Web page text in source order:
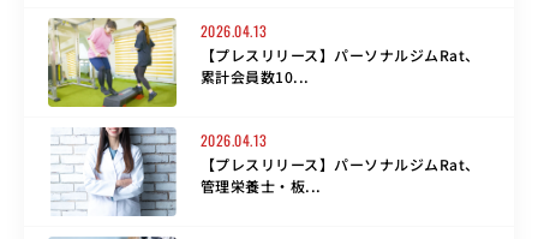
2026.04.13
【プレスリリース】パーソナルジムRat、
累計会員数10...
2026.04.13
【プレスリリース】パーソナルジムRat、
管理栄養士・板...